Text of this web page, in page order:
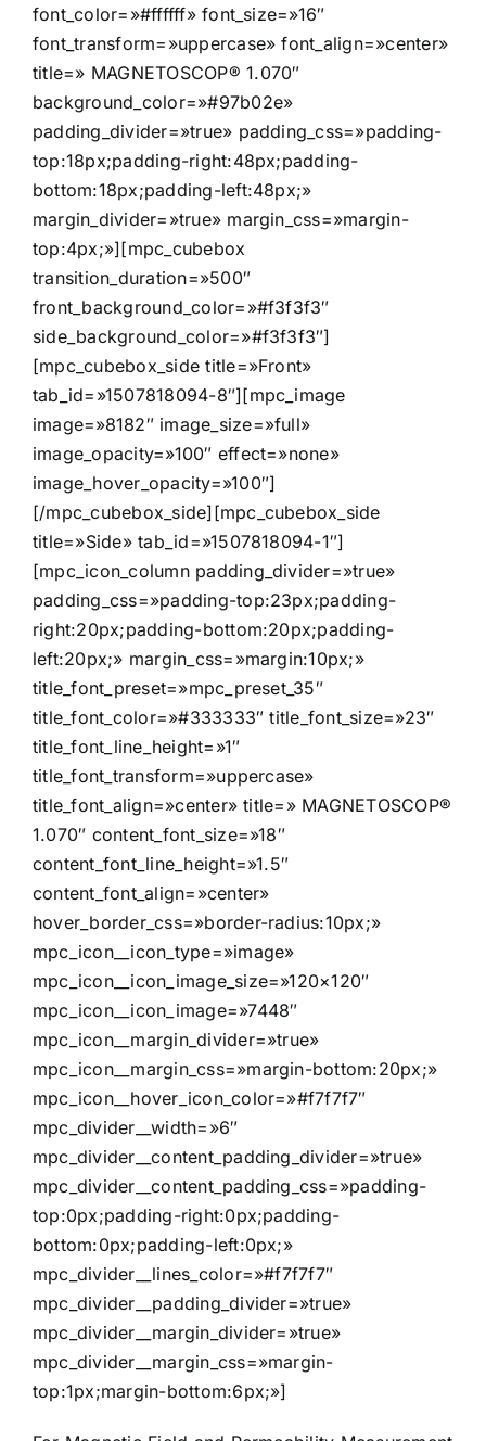
font_color=»#ffffff» font_size=»16″
font_transform=»uppercase» font_align=»center»
title=» MAGNETOSCOP® 1.070″
background_color=»#97b02e»
padding_divider=»true» padding_css=»padding-
top:18px;padding-right:48px;padding-
bottom:18px;padding-left:48px;»
margin_divider=»true» margin_css=»margin-
top:4px;»][mpc_cubebox
transition_duration=»500″
front_background_color=»#f3f3f3″
side_background_color=»#f3f3f3″]
[mpc_cubebox_side title=»Front»
tab_id=»1507818094-8″][mpc_image
image=»8182″ image_size=»full»
image_opacity=»100″ effect=»none»
image_hover_opacity=»100″]
[/mpc_cubebox_side][mpc_cubebox_side
title=»Side» tab_id=»1507818094-1″]
[mpc_icon_column padding_divider=»true»
padding_css=»padding-top:23px;padding-
right:20px;padding-bottom:20px;padding-
left:20px;» margin_css=»margin:10px;»
title_font_preset=»mpc_preset_35″
title_font_color=»#333333″ title_font_size=»23″
title_font_line_height=»1″
title_font_transform=»uppercase»
title_font_align=»center» title=» MAGNETOSCOP®
1.070″ content_font_size=»18″
content_font_line_height=»1.5″
content_font_align=»center»
hover_border_css=»border-radius:10px;»
mpc_icon__icon_type=»image»
mpc_icon__icon_image_size=»120×120″
mpc_icon__icon_image=»7448″
mpc_icon__margin_divider=»true»
mpc_icon__margin_css=»margin-bottom:20px;»
mpc_icon__hover_icon_color=»#f7f7f7″
mpc_divider__width=»6″
mpc_divider__content_padding_divider=»true»
mpc_divider__content_padding_css=»padding-
top:0px;padding-right:0px;padding-
bottom:0px;padding-left:0px;»
mpc_divider__lines_color=»#f7f7f7″
mpc_divider__padding_divider=»true»
mpc_divider__margin_divider=»true»
mpc_divider__margin_css=»margin-
top:1px;margin-bottom:6px;»]